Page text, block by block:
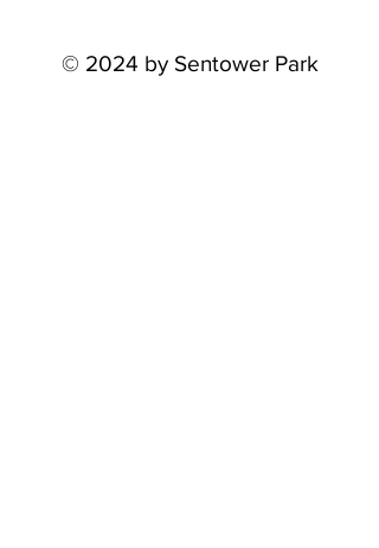
© 2024 by Sentower Park